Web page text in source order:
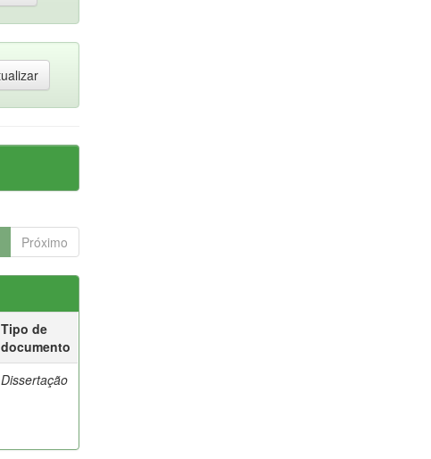
Próximo
Tipo de
documento
Dissertação